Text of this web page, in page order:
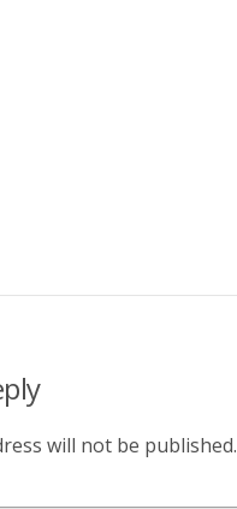
will not be published.